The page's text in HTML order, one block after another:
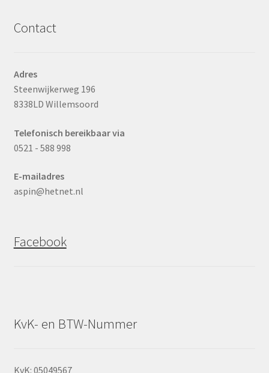
Contact
Adres
Steenwijkerweg 196
8338LD Willemsoord
Telefonisch bereikbaar via
0521 - 588 998
E-mailadres
aspin@hetnet.nl
Facebook
KvK- en BTW-Nummer
KvK: 05049567